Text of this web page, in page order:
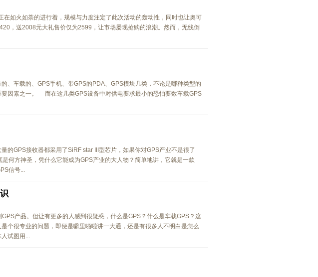
在如火如荼的进行着，规模与力度注定了此次活动的轰动性，同时也让奥可
，送2008元大礼售价仅为2599，让市场屡现抢购的浪潮。然而，无线倒
、车载的、GPS手机、带GPS的PDA、GPS模块几类，不论是哪种类型的
因素之一。 而在这几类GPS设备中对供电要求最小的恐怕要数车载GPS
的GPS接收器都采用了SiRF star III型芯片，如果你对GPS产业不是很了
何方神圣，凭什么它能成为GPS产业的大人物？简单地讲，它就是一款
信号...
产品。但让有更多的人感到很疑惑，什么是GPS？什么是车载GPS？这
个很专业的问题，即便是噼里啪啦讲一大通，还是有很多人不明白是怎么
试图用...